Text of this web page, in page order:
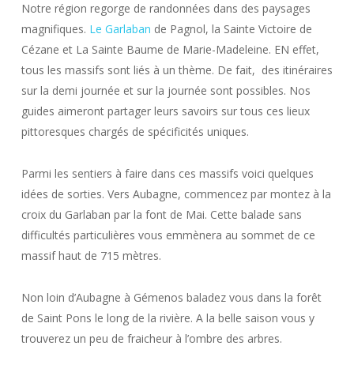
Notre région regorge de randonnées dans des paysages
magnifiques. Le Garlaban de Pagnol, la Sainte Victoire de
Cézane et La Sainte Baume de Marie-Madeleine. EN effet,
tous les massifs sont liés à un thème. De fait, des itinéraires
sur la demi journée et sur la journée sont possibles. Nos
guides aimeront partager leurs savoirs sur tous ces lieux
pittoresques chargés de spécificités uniques.
Parmi les sentiers à faire dans ces massifs voici quelques
idées de sorties. Vers Aubagne, commencez par montez à la
croix du Garlaban par la font de Mai. Cette balade sans
difficultés particulières vous emmènera au sommet de ce
massif haut de 715 mètres.
Non loin d’Aubagne à Gémenos baladez vous dans la forêt
de Saint Pons le long de la rivière. A la belle saison vous y
trouverez un peu de fraicheur à l’ombre des arbres.